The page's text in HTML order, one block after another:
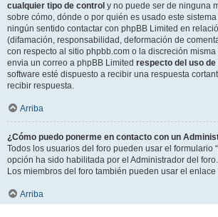
cualquier tipo de control y no puede ser de ninguna
sobre cómo, dónde o por quién es usado este
ningún sentido contactar con phpBB Limited en
(difamación, responsabilidad, deformación de
con respecto al sitio phpbb.com o la discreción
envia un correo a phpBB Limited respecto del uso
software esté dispuesto a recibir una respuesta
recibir respuesta.
Arriba
¿Cómo puedo ponerme en contacto con un
Todos los usuarios del foro pueden usar el formulario
opción ha sido habilitada por el Administrador del foro.
Los miembros del foro también pueden usar el
Arriba